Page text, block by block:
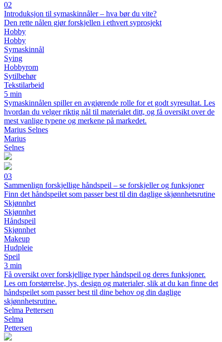
02
Introduksjon til symaskinnåler – hva bør du vite?
Den rette nålen gjør forskjellen i ethvert syprosjekt
Hobby
Hobby
Symaskinnål
Sying
Hobbyrom
Sytilbehør
Tekstilarbeid
5 min
Symaskinnålen spiller en avgjørende rolle for et godt syresultat. Les
hvordan du velger riktig nål til materialet ditt, og få oversikt over de
mest vanlige typene og merkene på markedet.
Marius Selnes
Marius
Selnes
03
Sammenlign forskjellige håndspeil – se forskjeller og funksjoner
Finn det håndspeilet som passer best til din daglige skjønnhetsrutine
Skjønnhet
Skjønnhet
Håndspeil
Skjønnhet
Makeup
Hudpleie
Speil
3 min
Få oversikt over forskjellige typer håndspeil og deres funksjoner.
Les om forstørrelse, lys, design og materialer, slik at du kan finne det
håndspeilet som passer best til dine behov og din daglige
skjønnhetsrutine.
Selma Pettersen
Selma
Pettersen